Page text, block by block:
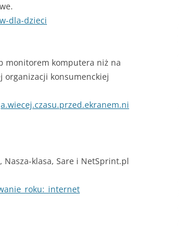
dla-dzieci
monitorem komputera niż na
organizacji konsumenckiej
klasa, Sare i NetSprint.pl